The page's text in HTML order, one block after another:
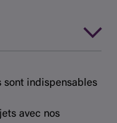
sont indispensables
avec nos